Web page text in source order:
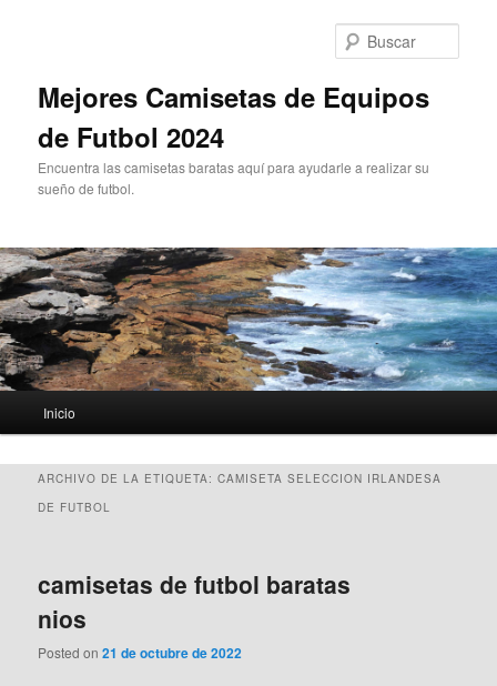
Mejores Camisetas de Equipos
de Futbol 2024
Encuentra las camisetas baratas aquí para ayudarle a realizar su
sueño de futbol.
principal
Inicio
ARCHIVO DE LA ETIQUETA:CAMISETA SELECCION IRLANDESA
DE FUTBOL
camisetas de futbol baratas
nios
Posted on21 de octubre de 2022